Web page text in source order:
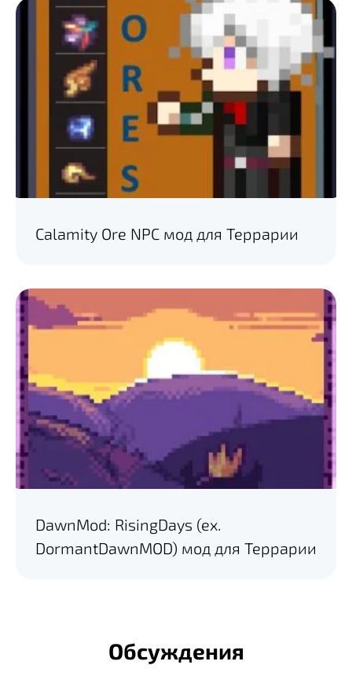
Calamity Ore NPC мод для Террарии
DawnMod: RisingDays (ex.
DormantDawnMOD) мод для Террарии
Обсуждения